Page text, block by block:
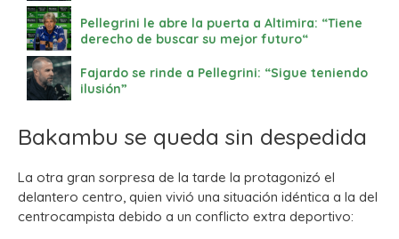
Pellegrini le abre la puerta a Altimira: “Tiene
derecho de buscar su mejor futuro“
Fajardo se rinde a Pellegrini: “Sigue teniendo
ilusión”
Bakambu se queda sin despedida
La otra gran sorpresa de la tarde la protagonizó el
delantero centro, quien vivió una situación idéntica a la del
centrocampista debido a un conflicto extra deportivo: